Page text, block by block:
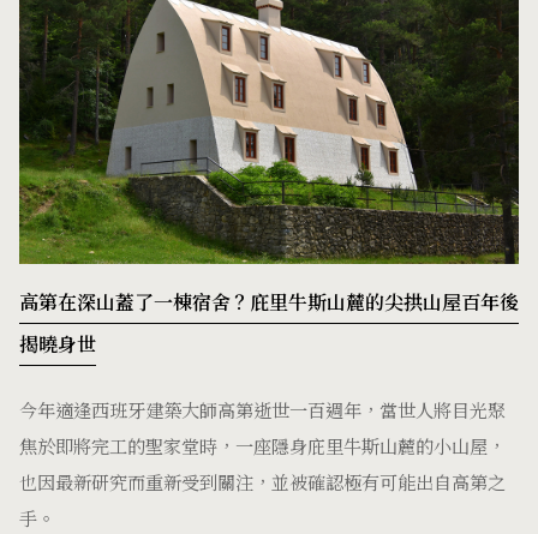
高第在深山蓋了一棟宿舍？庇里牛斯山麓的尖拱山屋百年後
揭曉身世
今年適逢西班牙建築大師高第逝世一百週年，當世人將目光聚
焦於即將完工的聖家堂時，一座隱身庇里牛斯山麓的小山屋，
也因最新研究而重新受到關注，並被確認極有可能出自高第之
手。